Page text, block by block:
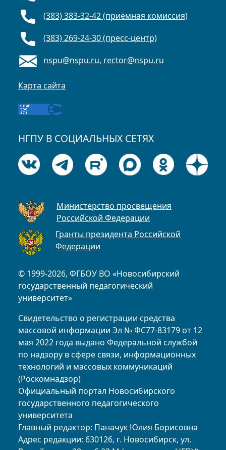
© 1999-2026, ФГБОУ ВО «Новосибирский
государственный педагогический
университет»
Свидетельство о регистрации средства
массовой информации Эл № ФС77-83179 от 12
мая 2022 года выдано Федеральной службой
по надзору в сфере связи, информационных
технологий и массовых коммуникаций
(Роскомнадзор)
Официальный портал Новосибирского
государственного педагогического
университета
Главный редактор: Паначук Юлия Борисовна
Адрес редакции: 630126, г. Новосибирск, ул.
(383) 383-32-42 (приёмная комиссия)
(383) 269-24-30 (пресс-центр)
nspu@nspu.ru, rector@nspu.ru
Карта сайта
НГПУ В СОЦИАЛЬНЫХ СЕТЯХ
Министерство просвещения
Российской Федерации
Гранты президента Российской
Федерации